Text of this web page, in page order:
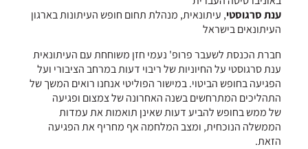
ענת סרגוסטי, עיתונאית, מנהלת תחום חופש העיתונות בארגון
העיתונאים בישראל
חברת הכנסת לשעבר פרופ' נעמי חזן משוחחת עם העיתונאית
ענת סרגוסטי על החיוניות של ריבוי דעות במרחב הציבורי ועל
הפגיעה בחופש הביטוי. במישור הפוליטי אנחנו רואים המשך של
התהליכים המתרחשים בשנה האחרונה של צמצום ופגיעה
של ממש בחופש להביע דעות שאינן תואמות את עמדות
הממשלה הנוכחית, ומצב המלחמה אף מחריף את הפגיעה
הזאת.